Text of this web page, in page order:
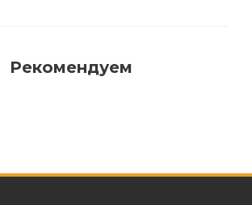
Рекомендуем